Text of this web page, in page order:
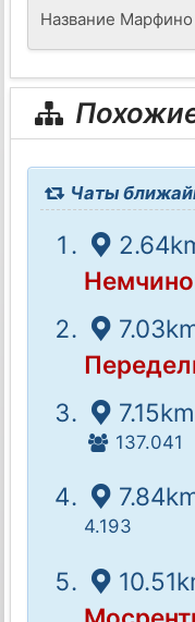
Название Марфино
Чаты
137.041
4.193